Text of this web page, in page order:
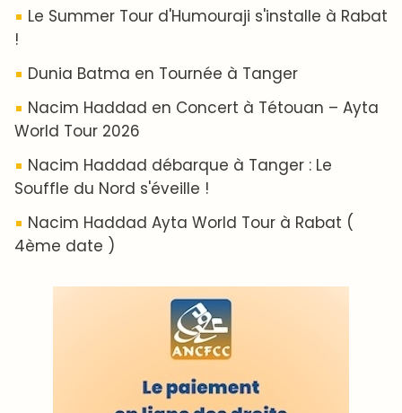
Le Summer Tour d'Humouraji s'installe à Rabat
!
Dunia Batma en Tournée à Tanger
Nacim Haddad en Concert à Tétouan – Ayta
World Tour 2026
Nacim Haddad débarque à Tanger : Le
Souffle du Nord s'éveille !
Nacim Haddad Ayta World Tour à Rabat (
4ème date )